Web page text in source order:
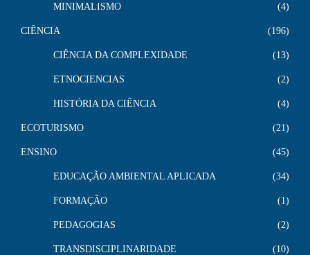
MINIMALISMO 4
CIÊNCIA 196
CIÊNCIA DA COMPLEXIDADE 13
ETNOCIENCIAS 2
HISTÓRIA DA CIÊNCIA 4
ECOTURISMO 21
ENSINO 45
EDUCAÇÃO AMBIENTAL APLICADA 34
FORMAÇÃO 1
PEDAGOGIAS 2
TRANSDISCIPLINARIDADE 10